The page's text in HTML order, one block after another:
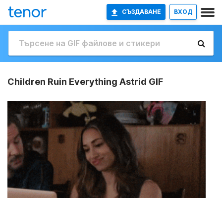
СЪЗДАВАНЕ ВХОД
Children Ruin Everything Astrid GIF